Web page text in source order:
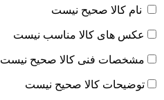
نام کالا صحیح نیست
عکس های کالا مناسب نیست
مشخصات فنی کالا صحیح نیست
توضیحات کالا صحیح نیست